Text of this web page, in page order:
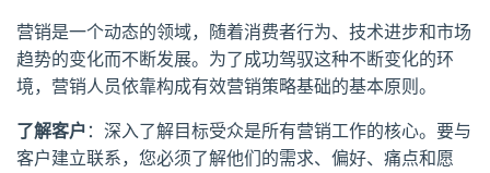
营销是一个动态的领域，随着消费者行为、技术进步和市场
趋势的变化而不断发展。为了成功驾驭这种不断变化的环
境，营销人员依靠构成有效营销策略基础的基本原则。
了解客户 ：深入了解目标受众是所有营销工作的核心。要与
客户建立联系，您必须了解他们的需求、偏好、痛点和愿